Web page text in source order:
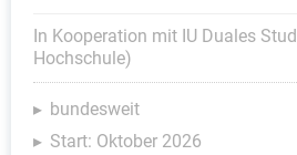
In Kooperation mit IU Duales
Hochschule)
bundesweit
Start: Oktober 2026